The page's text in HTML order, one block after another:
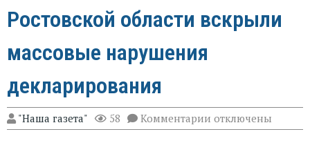
Ростовской области вскрыли
массовые нарушения
декларирования
"Наша газета" 58 Комментарии к
записи
отключены